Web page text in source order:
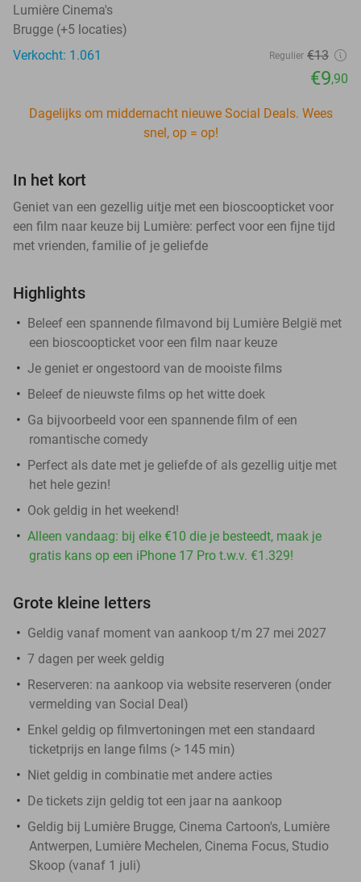
Lumière Cinema's
Brugge (+5 locaties)
Verkocht: 1.061
Regulier €13
€9,90
Dagelijks om middernacht nieuwe Social Deals. Wees
snel, op = op!
In het kort
Geniet van een gezellig uitje met een bioscoopticket voor
een film naar keuze bij Lumière: perfect voor een fijne tijd
met vrienden, familie of je geliefde
Highlights
Beleef een spannende filmavond bij Lumière België met
een bioscoopticket voor een film naar keuze
Je geniet er ongestoord van de mooiste films
Beleef de nieuwste films op het witte doek
Ga bijvoorbeeld voor een spannende film of een
romantische comedy
Perfect als date met je geliefde of als gezellig uitje met
het hele gezin!
Ook geldig in het weekend!
Alleen vandaag: bij elke €10 die je besteedt, maak je
gratis kans op een iPhone 17 Pro t.w.v. €1.329!
Grote kleine letters
Geldig vanaf moment van aankoop t/m 27 mei 2027
7 dagen per week geldig
Reserveren: na aankoop via website reserveren (onder
vermelding van Social Deal)
Enkel geldig op filmvertoningen met een standaard
ticketprijs en lange films (> 145 min)
Niet geldig in combinatie met andere acties
De tickets zijn geldig tot een jaar na aankoop
Geldig bij Lumière Brugge, Cinema Cartoon's, Lumière
Antwerpen, Lumière Mechelen, Cinema Focus, Studio
Skoop (vanaf 1 juli)